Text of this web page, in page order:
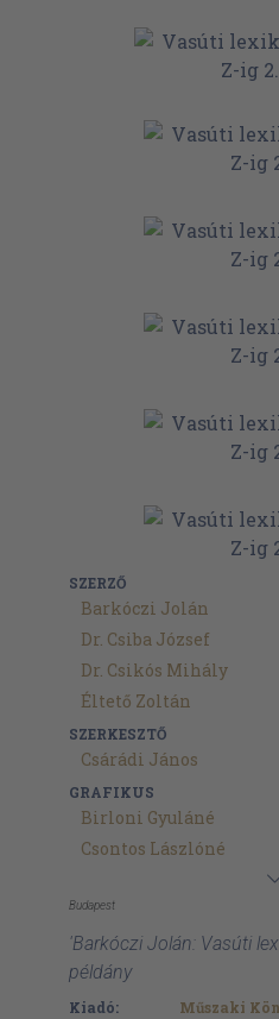
SZERZŐ
Barkóczi Jolán
Dr. Csiba József
Dr. Csikós Mihály
Éltető Zoltán
SZERKESZTŐ
Csárádi János
GRAFIKUS
Birloni Gyuláné
Csontos Lászlóné
Budapest
'Barkóczi Jolán: Vasúti
példány
Kiadó:
Műszaki